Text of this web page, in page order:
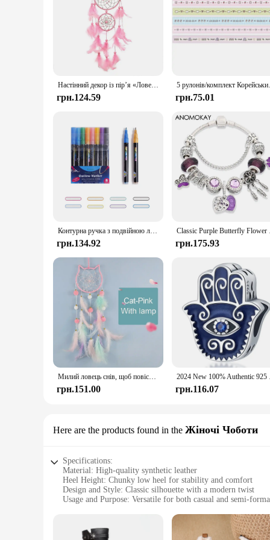
Настінний декор із пір’я «Ловець снів» для домашнього офісу - ручна робота «Краса для гарних мрій» Орнамент «Колокольчик вітру» для спальні
грн.124.59
5 рулонів/комплект
грн.75.01
Контурна ручка з подвійною лінією для дітей, металевий колір мрії, флуоресцентна ручка для облікового запису рук, вітальна листівка, дитяче графіті, кольоровий костюм
грн.134.92
Classic
грн.175.93
Милий ловець снів, щоб повісити прикраси дому, зірка, місяць, ловець снів, пір’яні прикраси, настінний інтер’єр, декор будинку для дитячої кімнати
грн.151.00
2024 New
грн.116.07
Here are the products found in the Жіночі Чоботи
Specifications:
Material: High-quality synthetic leather
Heel Height: Chunky low heel for stability and comfort
Design and Style: Classic silhouette with a modern twist
Usage and Purpose: Versatile for both casual and semi-
Shape or Size or Weight or Quantity: Available in multiple
Features: